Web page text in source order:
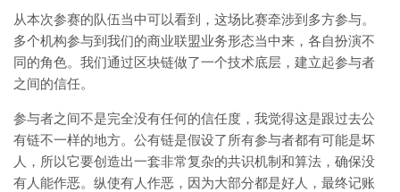
从本次参赛的队伍当中可以看到，这场比赛牵涉到多方参与。
多个机构参与到我们的商业联盟业务形态当中来，各自扮演不
同的角色。我们通过区块链做了一个技术底层，建立起参与者
之间的信任。
参与者之间不是完全没有任何的信任度，我觉得这是跟过去公
有链不一样的地方。公有链是假设了所有参与者都有可能是坏
人，所以它要创造出一套非常复杂的共识机制和算法，确保没
有人能作恶。纵使有人作恶，因为大部分都是好人，最终记账